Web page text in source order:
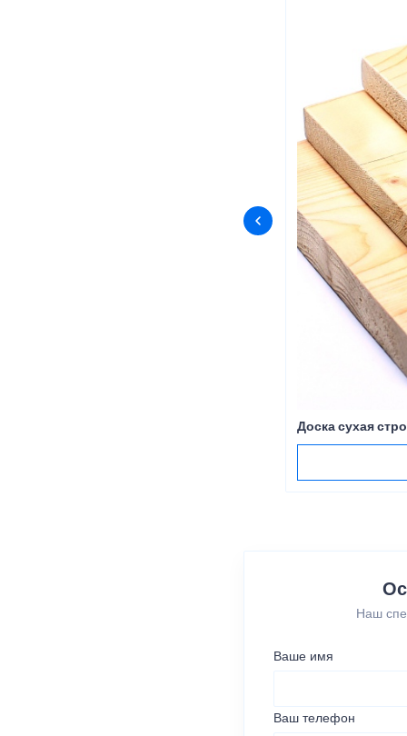
Доска сухая
Наш
Ваше имя
Ваш телефон